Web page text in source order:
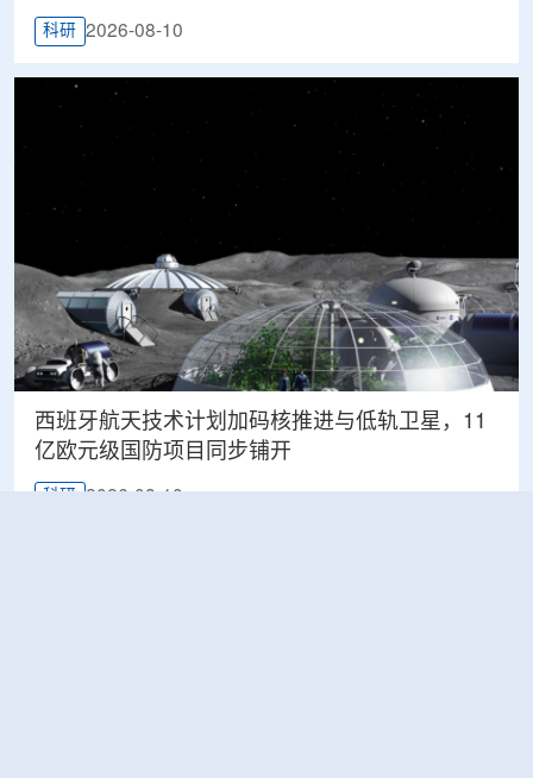
科研 2026-08-10
西班牙航天技术计划加码核推进与低轨卫星，11
亿欧元级国防项目同步铺开
科研 2026-08-10